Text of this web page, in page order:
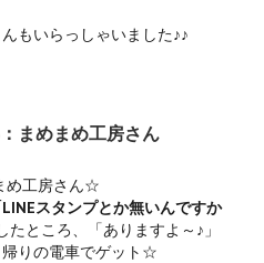
もいらっしゃいました♪♪
まめまめ工房さん
め工房さん☆
LINEスタンプとか無いんですか
たところ、「ありますよ～♪」
りの電車でゲット☆